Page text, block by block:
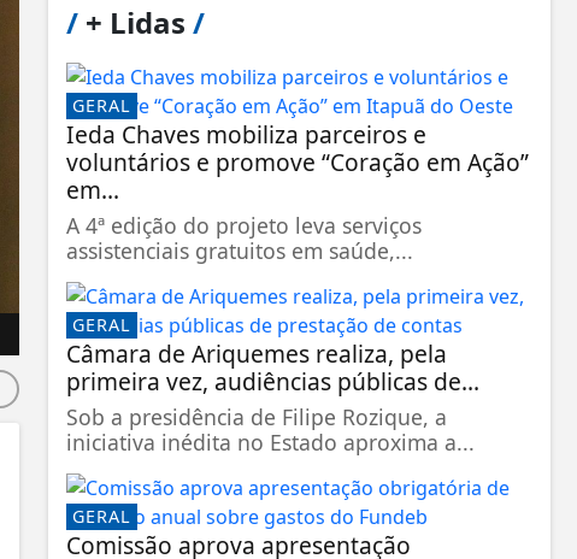
/+ Lidas /
GERAL
Ieda Chaves mobiliza parceiros e
voluntários e promove “Coração em Ação”
em...
A 4ª edição do projeto leva serviços
assistenciais gratuitos em saúde,...
GERAL
Câmara de Ariquemes realiza, pela
primeira vez, audiências públicas de...
Sob a presidência de Filipe Rozique, a
iniciativa inédita no Estado aproxima a...
GERAL
Comissão aprova apresentação